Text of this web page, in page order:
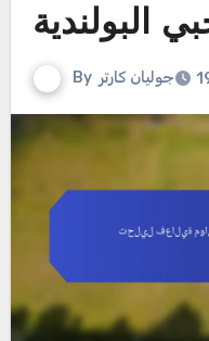
البولندية
By جوليان كارتر